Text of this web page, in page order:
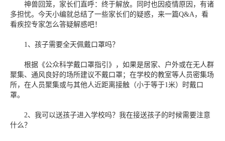
神兽回笼，家长们直呼：终于解放。同时也因疫情原因，有诸
多担忧。今天小编就总结了一些家长们的疑惑，来一篇Q&A，看
看疾控专家怎么答疑解惑吧！
1、孩子需要全天佩戴口罩吗？
根据《公众科学戴口罩指引》，如果是居家、户外或在无人群
聚集、通风良好的场所建议不戴口罩；在学校的教室等人员密集场
所，在人员聚集或与其他人近距离接触（小于等于1米）时戴口
罩。
2、我可以送孩子进入学校吗？我在接送孩子的时候需要注意
什么？